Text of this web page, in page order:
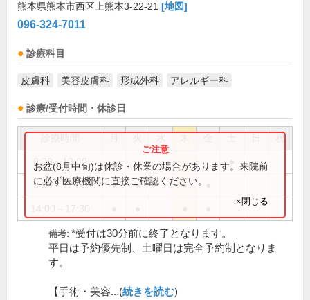
熊本県熊本市西区上熊本3-22-21 [地図]
096-324-7011
診療科目
皮膚科 美容皮膚科 形成外科 アレルギー科
診療/受付時間・休診日
祝
8:30～13:30
9:00～12:00 ● ● ●
お盆(8月中旬)は休診・休業の場合があります。来院前
に必ず医療機関に直接ご確認ください。
×閉じる
備考: *受付は30分前に終了となります。
平日は予約優先制、土曜日は完全予約制となりま
す。
【手術・美容...(続きを読む)